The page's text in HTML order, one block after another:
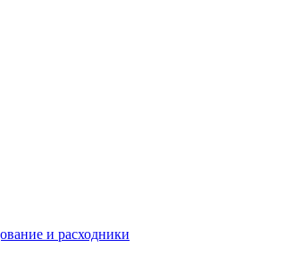
и расходники